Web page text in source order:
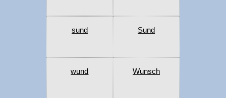
sund Sund
wund Wunsch